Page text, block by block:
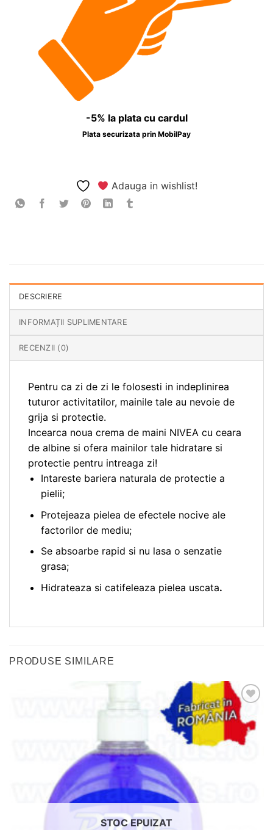
-5% la plata cu cardul
Plata securizata prin MobilPay
Adauga in wishlist!
DESCRIERE
INFORMAȚII SUPLIMENTARE
RECENZII (0)
Pentru ca zi de zi le folosesti in indeplinirea
tuturor activitatilor, mainile tale au nevoie de
grija si protectie.
Incearca noua crema de maini NIVEA cu ceara
de albine si ofera mainilor tale hidratare si
protectie pentru intreaga zi!
Intareste bariera naturala de protectie a
pielii;
Protejeaza pielea de efectele nocive ale
factorilor de mediu;
Se absoarbe rapid si nu lasa o senzatie
grasa;
Hidrateaza si catifeleaza pielea uscata.
PRODUSE SIMILARE
Adauga
in
wishlist!
STOC EPUIZAT